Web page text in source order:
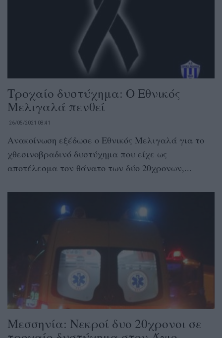
Τροχαίο δυστύχημα: Ο Εθνικός
Μελιγαλά πενθεί
26/05/2021 08:41
Ανακοίνωση εξέδωσε ο Εθνικός Μελιγαλά για το
χθεσινοβραδινό δυστύχημα που είχε ως
αποτέλεσμα τον θάνατο των δύο 20χρονων,...
Μεσσηνία: Νεκροί δυο 20χρονοι σε